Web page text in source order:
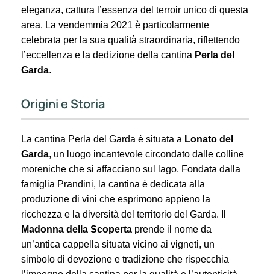
eleganza, cattura l’essenza del terroir unico di questa
area. La vendemmia 2021 è particolarmente
celebrata per la sua qualità straordinaria, riflettendo
l’eccellenza e la dedizione della cantina Perla del
Garda.
Origini e Storia
La cantina Perla del Garda è situata a Lonato del
Garda, un luogo incantevole circondato dalle colline
moreniche che si affacciano sul lago. Fondata dalla
famiglia Prandini, la cantina è dedicata alla
produzione di vini che esprimono appieno la
ricchezza e la diversità del territorio del Garda. Il
Madonna della Scoperta prende il nome da
un’antica cappella situata vicino ai vigneti, un
simbolo di devozione e tradizione che rispecchia